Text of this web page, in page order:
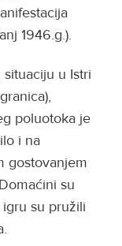
1946.g.).
u Istri
poluotoka je
i na
gostovanjem
su
su pružili